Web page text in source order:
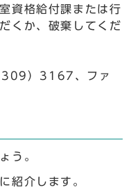
資格給付課または行
くか、破棄してくだ
）3167、ファ
う。
紹介します。